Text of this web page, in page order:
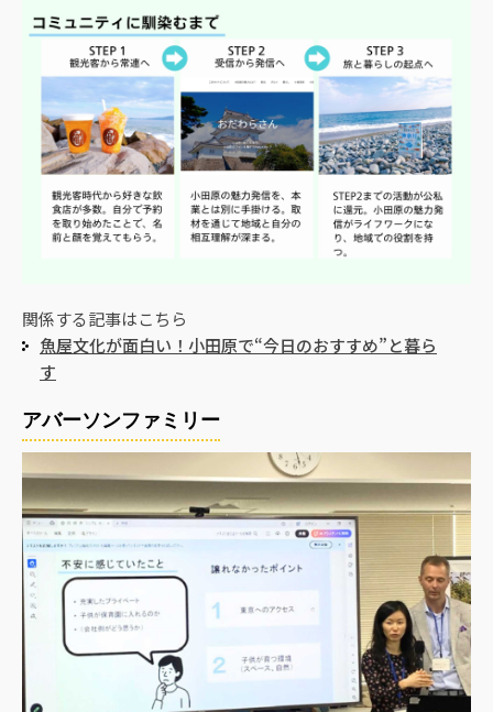
関係する記事はこちら
魚屋文化が面白い！小田原で“今日のおすすめ”と暮ら
す
アバーソンファミリー